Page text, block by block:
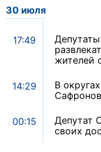
30 июля
17:49
жителей
14:29
В
00:15
Депутат
своих